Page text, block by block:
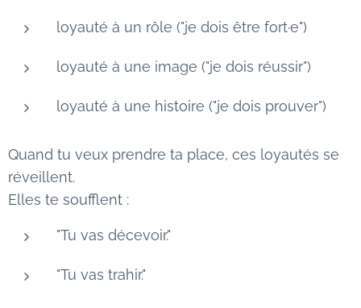
loyauté à un rôle ("je dois être fort·e")
loyauté à une image ("je dois réussir")
loyauté à une histoire ("je dois prouver")
Quand tu veux prendre ta place, ces loyautés se
réveillent.
Elles te soufflent :
"Tu vas décevoir."
"Tu vas trahir."